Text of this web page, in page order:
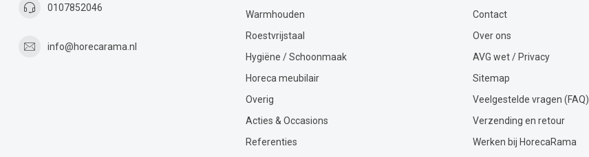
0107852046
info@horecarama.nl
Warmhouden
Roestvrijstaal
Hygiëne / Schoonmaak
Horeca meubilair
Overig
Acties & Occasions
Referenties
Contact
Over ons
AVG wet / Privacy
Sitemap
Veelgestelde vragen (FAQ)
Verzending en retour
Werken bij HorecaRama